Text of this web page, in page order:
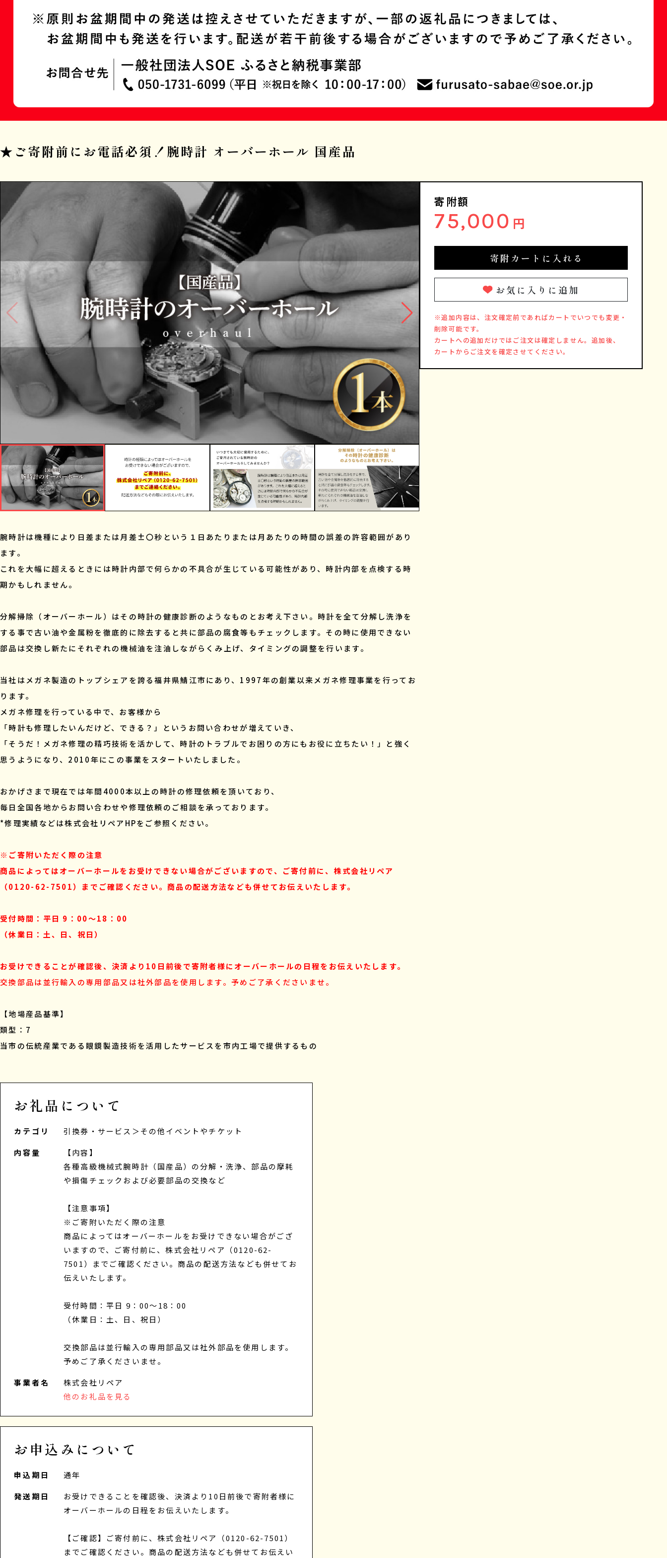
★ご寄附前にお電話必須！腕時計 オーバーホール 国産品
寄附額
75,000 円
寄附カートに入れる
お気に入りに追加
※追加内容は、注文確定前であればカートでいつでも変更・
削除可能です。
カートへの追加だけではご注文は確定しません。追加後、
カートからご注文を確定させてください。
腕時計は機種により日差または月差±〇秒という１日あたりまたは月あたりの時間の誤差の許容範囲があり
ます。
これを大幅に超えるときには時計内部で何らかの不具合が生じている可能性があり、時計内部を点検する時
期かもしれません。
分解掃除（オーバーホール）はその時計の健康診断のようなものとお考え下さい。時計を全て分解し洗浄を
する事で古い油や金属粉を徹底的に除去すると共に部品の腐食等もチェックします。その時に使用できない
部品は交換し新たにそれぞれの機械油を注油しながらくみ上げ、タイミングの調整を行います。
当社はメガネ製造のトップシェアを誇る福井県鯖江市にあり、1997年の創業以来メガネ修理事業を行ってお
ります。
メガネ修理を行っている中で、お客様から
「時計も修理したいんだけど、できる？」というお問い合わせが増えていき、
「そうだ！メガネ修理の精巧技術を活かして、時計のトラブルでお困りの方にもお役に立ちたい！」と強く
思うようになり、2010年にこの事業をスタートいたしました。
おかげさまで現在では年間4000本以上の時計の修理依頼を頂いており、
毎日全国各地からお問い合わせや修理依頼のご相談を承っております。
*修理実績などは株式会社リペアHPをご参照ください。
※ご寄附いただく際の注意
商品によってはオーバーホールをお受けできない場合がございますので、ご寄付前に、株式会社リペア
（0120-62-7501）までご確認ください。商品の配送方法なども併せてお伝えいたします。
受付時間：平日 9：00〜18：00
（休業日：土、日、祝日）
お受けできることが確認後、決済より10日前後で寄附者様にオーバーホールの日程をお伝えいたします。
交換部品は並行輸入の専用部品又は社外部品を使用します。予めご了承くださいませ。
【地場産品基準】
類型：7
当市の伝統産業である眼鏡製造技術を活用したサービスを市内工場で提供するもの
お礼品について
カテゴリ 引換券・サービス ＞その他イベントやチケット
内容量
【内容】
各種高級機械式腕時計（国産品）の分解・洗浄、部品の摩耗
や損傷チェックおよび必要部品の交換など
【注意事項】
※ご寄附いただく際の注意
商品によってはオーバーホールをお受けできない場合がござ
いますので、ご寄付前に、株式会社リペア（0120-62-
7501）までご確認ください。商品の配送方法なども併せてお
伝えいたします。
受付時間：平日 9：00～18：00
（休業日：土、日、祝日）
交換部品は並行輸入の専用部品又は社外部品を使用します。
予めご了承くださいませ。
事業者名
株式会社リペア
他のお礼品を見る
お申込みについて
申込期日 通年
発送期日
お受けできることを確認後、決済より10日前後で寄附者様に
オーバーホールの日程をお伝えいたします。
【ご確認】ご寄付前に、株式会社リペア（0120-62-7501）
までご確認ください。商品の配送方法なども併せてお伝えい